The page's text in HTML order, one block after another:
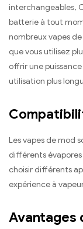
interchangeables,
batterie à tout
nombreux vapes
que vous utilisez
offrir une
utilisation plus
Les vapes de mod
différents
choisir différents
expérience à
Avantages